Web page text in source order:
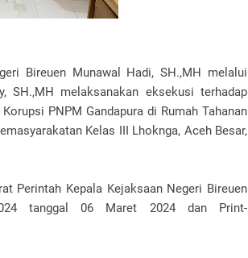
Bireuen Munawal Hadi, SH.,MH melalui
SH.,MH melaksanakan eksekusi terhadap
PNPM Gandapura di Rumah Tahanan
Kelas III Lhoknga, Aceh Besar,
Perintah Kepala Kejaksaan Negeri Bireuen
tanggal 06 Maret 2024 dan Print-